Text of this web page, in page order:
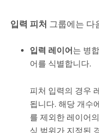
입력 피처 그룹에는 다
입력 레이어 는 병
어를 식별합니다.
피처 입력의 경우
됩니다. 해당 개수
를 제외한 레이어
싱 범위가 지정된